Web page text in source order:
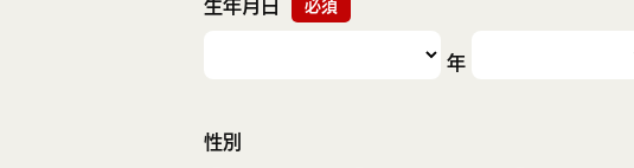
生年月日 必須
年
性別